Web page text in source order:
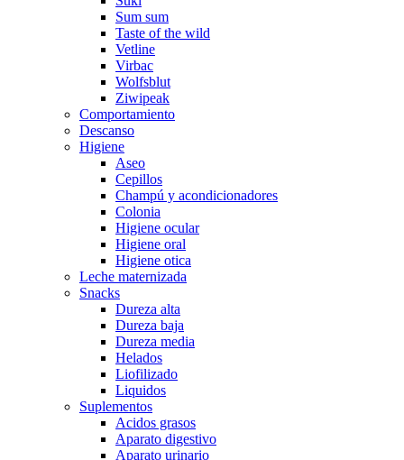
Sum sum
Taste of the wild
Vetline
Virbac
Wolfsblut
Ziwipeak
Comportamiento
Descanso
Higiene
Aseo
Cepillos
Champú y acondicionadores
Colonia
Higiene ocular
Higiene oral
Higiene otica
Leche maternizada
Snacks
Dureza alta
Dureza baja
Dureza media
Helados
Liofilizado
Liquidos
Suplementos
Acidos grasos
Aparato digestivo
Aparato urinario